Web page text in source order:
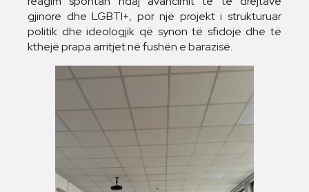
gjinore dhe LGBTI+, por një projekt i strukturuar
politik dhe ideologjik që synon të sfidojë dhe të
kthejë prapa arritjet në fushën e barazisë.